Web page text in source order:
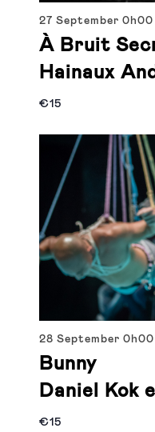
27 September0h00
À Bruit
Hainaux
€15
28 September0h00
Bunny
Daniel Kok
€15